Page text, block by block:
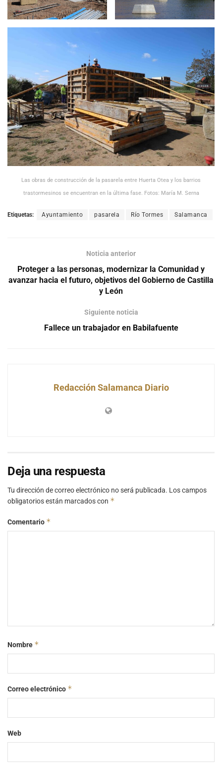
Las obras de construcción de la pasarela entre Huerta Otea y los barrios
trastormesinos se encuentran en la última fase. Fotos: María M. Serna
Etiquetas: Ayuntamiento pasarela Río Tormes Salamanca
Noticia anterior
Proteger a las personas, modernizar la Comunidad y
avanzar hacia el futuro, objetivos del Gobierno de Castilla
y León
Siguiente noticia
Fallece un trabajador en Babilafuente
Redacción Salamanca Diario
Deja una respuesta
Tu dirección de correo electrónico no será publicada. Los campos
obligatorios están marcados con *
Comentario *
Nombre *
Correo electrónico *
Web